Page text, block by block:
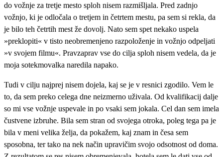
do vožnje za tretje mesto sploh nisem razmišljala. Pred zadnjo
vožnjo, ki je odločala o tretjem in četrtem mestu, pa sem si rekla, da
je bilo teh četrtih mest že dovolj. Nato sem spet nekako uspela
»preklopiti« v tisto neobremenjeno razpoloženje in vožnjo odpeljati
»v svojem filmu«. Pravzaprav vse do cilja sploh nisem vedela, da je
moja sotekmovalka naredila napako.
Tudi v cilju najprej nisem dojela, kaj se je v resnici zgodilo. Vem le
to, da sem preko celega dne neizmerno uživala. Od kvalifikacij dalje
so mi vse vožnje uspevale in po vsaki sem jokala. Cel dan sem imela
čustvene izbruhe. Bila sem stran od svojega otroka, poleg tega pa je
bila v meni velika želja, da pokažem, kaj znam in česa sem
sposobna, ter tako na nek način upravičim svojo odsotnost od doma.